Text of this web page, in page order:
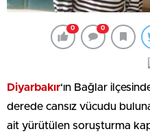
0 0
Diyarbakır‘ın Bağlar
derede cansız vücudu
ait yürütülen soruşturma